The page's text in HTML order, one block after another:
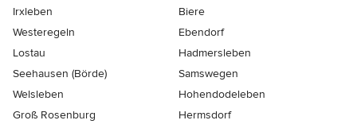
Irxleben
Biere
Westeregeln
Ebendorf
Lostau
Hadmersleben
Seehausen (Börde)
Samswegen
Welsleben
Hohendodeleben
Groß Rosenburg
Hermsdorf